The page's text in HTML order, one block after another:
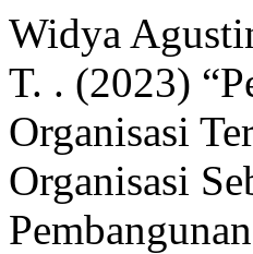
Widya
T. . (2023)
Organisasi
Organisasi